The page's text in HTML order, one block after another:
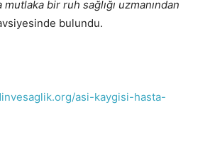
bir ruh sağlığı uzmanından
bulundu.
asi-kaygisi-hasta-